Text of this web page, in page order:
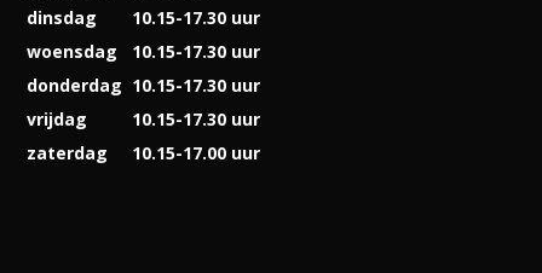
dinsdag
10.15-17.30 uur
woensdag
10.15-17.30 uur
donderdag 10.15-17.30 uur
vrijdag
10.15-17.30 uur
zaterdag
10.15-17.00 uur